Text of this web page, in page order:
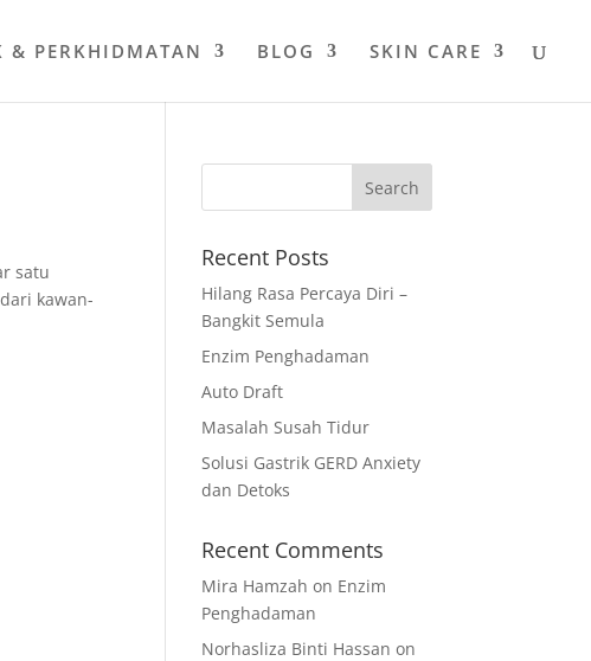
& PERKHIDMATAN BLOG SKIN CARE
satu
kawan-
Recent Posts
Hilang Rasa Percaya Diri –
Bangkit Semula
Enzim Penghadaman
Auto Draft
Masalah Susah Tidur
Solusi Gastrik GERD Anxiety
dan Detoks
Recent Comments
Mira Hamzah on Enzim
Penghadaman
Norhasliza Binti Hassan on